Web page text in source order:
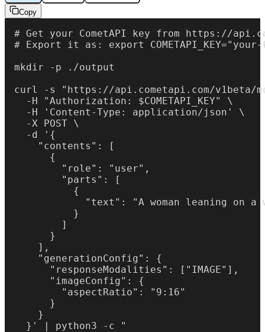
Copy
# Get your CometAPI key from https://
# Export it as: export
mkdir -p ./output
curl -s "https://api.cometapi.com/v1beta/
  -H "Authorization: $COMETAPI_KEY" \
  -H 'Content-Type: application/json' \
  -X POST \
  -d '{
    "contents": [
      {
        "role": "user",
        "parts": [
          {
"text": "A woman leaning on a
          }
        ]
      }
    ],
    "generationConfig": {
      "responseModalities": ["IMAGE"],
      "imageConfig": {
        "aspectRatio": "9:16"
      }
    }
  }' | python3 -c "